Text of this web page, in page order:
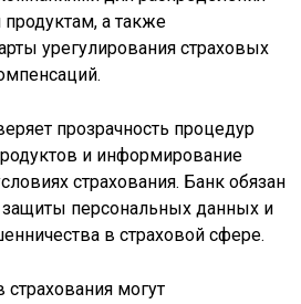
а также
урегулирования страховых
прозрачность процедур
и информирование
страхования. Банк обязан
персональных данных и
в страховой сфере.
могут